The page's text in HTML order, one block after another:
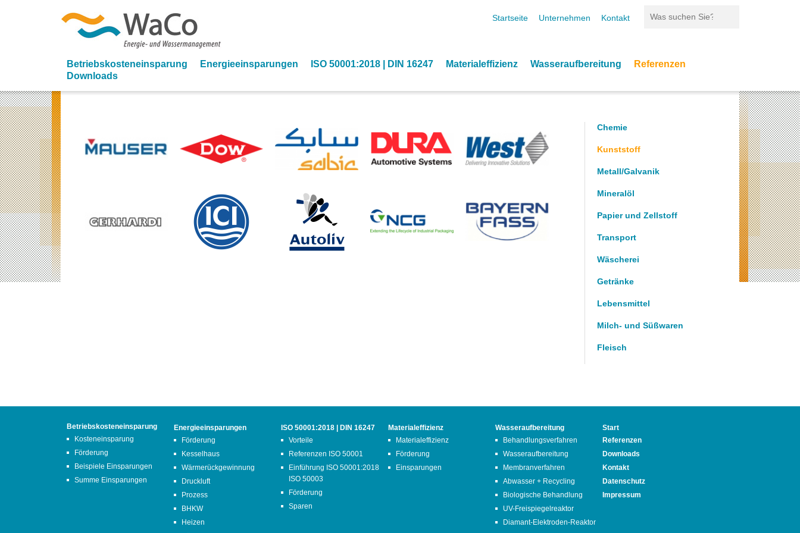
WaCo | Energie- und
Wassermanagement
Startseite Unternehmen Kontakt Suchformular
Search this site
Betriebskosteneinsparung Energieeinsparungen ISO 50001:2018 | DIN 16247 Materialeffizienz Wasseraufbereitung
Referenzen
Downloads
Chemie
Kunststoff
Metall/Galvanik
Mineralöl
Papier und Zellstoff
Transport
Wäscherei
Getränke
Lebensmittel
Milch- und Süßwaren
Fleisch
Betriebskosteneinsparung
Kosteneinsparung
Förderung
Beispiele Einsparungen
Summe Einsparungen
Energieeinsparungen
Förderung
Kesselhaus
Wärmerückgewinnung
Druckluft
Prozess
BHKW
Heizen
ISO 50001:2018 | DIN 16247
Vorteile
Referenzen ISO 50001
Einführung ISO 50001:2018
ISO 50003
Förderung
Sparen
Materialeffizienz
Materialeffizienz
Förderung
Einsparungen
Wasseraufbereitung
Behandlungsverfahren
Wasseraufbereitung
Membranverfahren
Abwasser + Recycling
Biologische Behandlung
UV-Freispiegelreaktor
Diamant-Elektroden-Reaktor
Start
Referenzen
Downloads
Kontakt
Datenschutz
Impressum